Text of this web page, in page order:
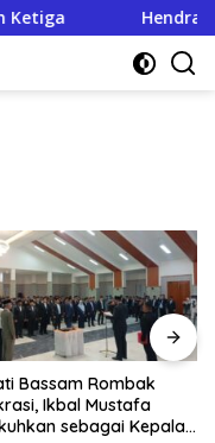
Hendra
Bassam Rombak
Ikbal Mustafa
sebagai Kepala